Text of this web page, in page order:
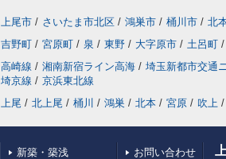
上尾市 / さいたま市北区 / 鴻巣市 / 桶川市 / 北
吉野町 / 宮原町 / 泉 / 東野 / 大字原市 / 土呂町 /
高崎線 / 湘南新宿ライン高海 / 埼玉新都市交通
埼京線 / 京浜東北線
上尾 / 北上尾 / 桶川 / 鴻巣 / 北本 / 宮原 / 吹上 /
新築・築浅
お問い合わせ